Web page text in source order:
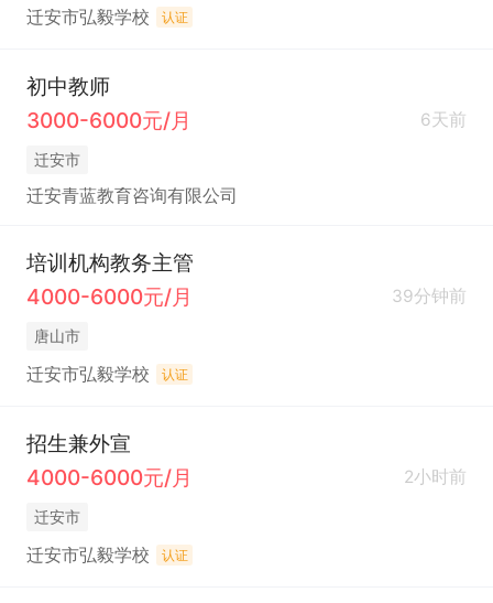
迁安市弘毅学校 认证
初中教师
3000-6000元/月
6天前
迁安市
迁安青蓝教育咨询有限公司
培训机构教务主管
4000-6000元/月
39分钟前
唐山市
迁安市弘毅学校 认证
招生兼外宣
4000-6000元/月
2小时前
迁安市
迁安市弘毅学校 认证